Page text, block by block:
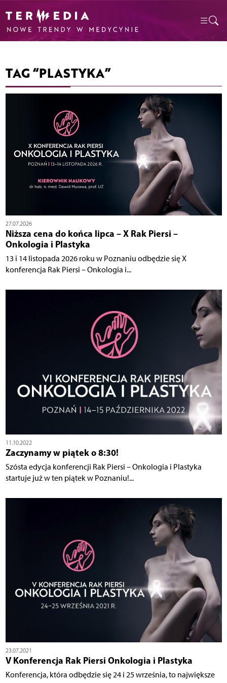
TAG “PLASTYKA”
27.07.2026
Niższa cena do końca lipca – X Rak Piersi –
Onkologia i Plastyka
13 i 14 listopada 2026 roku w Poznaniu odbędzie się X
konferencja Rak Piersi – Onkologia i...
11.10.2022
Zaczynamy w piątek o 8:30!
Szósta edycja konferencji Rak Piersi – Onkologia i Plastyka
startuje już w ten piątek w Poznaniu!...
23.07.2021
V Konferencja Rak Piersi Onkologia i Plastyka
Konferencja, która odbędzie się 24 i 25 września, to największe